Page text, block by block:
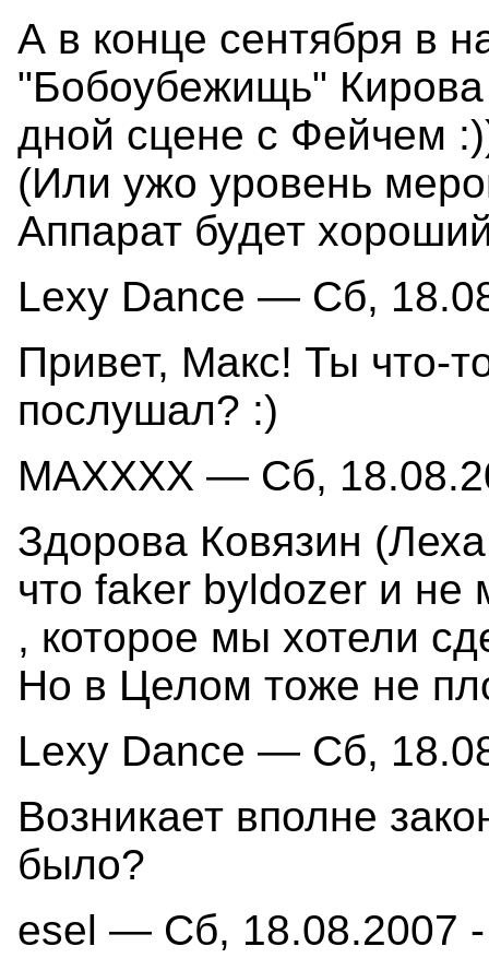
А в конце сентября в
"Бобоубежищь"
дной сцене с Фейчем
(Или ужо уровень
Аппарат будет
Lexy Dance — Сб,
Привет, Макс! Ты что-
послушал? :)
MAXXXX — Сб,
Здорова Ковязин
что faker byldozer и
, которое мы хотели
Но в Целом тоже не
Lexy Dance — Сб,
Возникает вполне
было?
esel — Сб, 18.08.2007